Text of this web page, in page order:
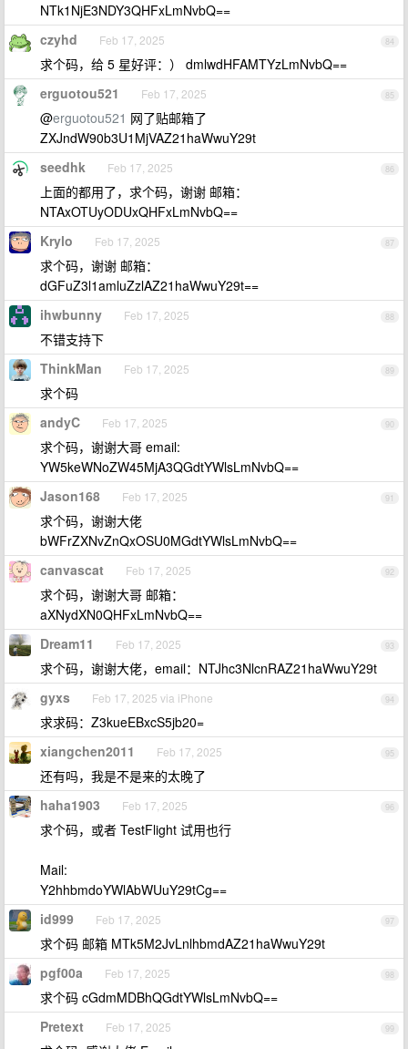
NTk1NjE3NDY3QHFxLmNvbQ==
84
czyhd Feb 17, 2025
求个码，给 5 星好评：） dmlwdHFAMTYzLmNvbQ==
85
erguotou521 Feb 17, 2025
@erguotou521 网了贴邮箱了
ZXJndW90b3U1MjVAZ21haWwuY29t
86
seedhk Feb 17, 2025
上面的都用了，求个码，谢谢 邮箱：
NTAxOTUyODUxQHFxLmNvbQ==
87
Krylo Feb 17, 2025
求个码，谢谢 邮箱：
dGFuZ3l1amluZzlAZ21haWwuY29t==
88
ihwbunny Feb 17, 2025
不错支持下
89
ThinkMan Feb 17, 2025
求个码
90
andyC Feb 17, 2025
求个码，谢谢大哥 email:
YW5keWNoZW45MjA3QGdtYWlsLmNvbQ==
91
Jason168 Feb 17, 2025
求个码，谢谢大佬
bWFrZXNvZnQxOSU0MGdtYWlsLmNvbQ==
92
canvascat Feb 17, 2025
求个码，谢谢大哥 邮箱：
aXNydXN0QHFxLmNvbQ==
93
Dream11 Feb 17, 2025
求个码，谢谢大佬，email：NTJhc3NlcnRAZ21haWwuY29t
94
gyxs Feb 17, 2025 via iPhone
求求码：Z3kueEBxcS5jb20=
95
xiangchen2011 Feb 17, 2025
还有吗，我是不是来的太晚了
96
haha1903 Feb 17, 2025
求个码，或者 TestFlight 试用也行
Mail:
Y2hhbmdoYWlAbWUuY29tCg==
97
id999 Feb 17, 2025
求个码 邮箱 MTk5M2JvLnlhbmdAZ21haWwuY29t
98
pgf00a Feb 17, 2025
求个码 cGdmMDBhQGdtYWlsLmNvbQ==
99
Pretext Feb 17, 2025